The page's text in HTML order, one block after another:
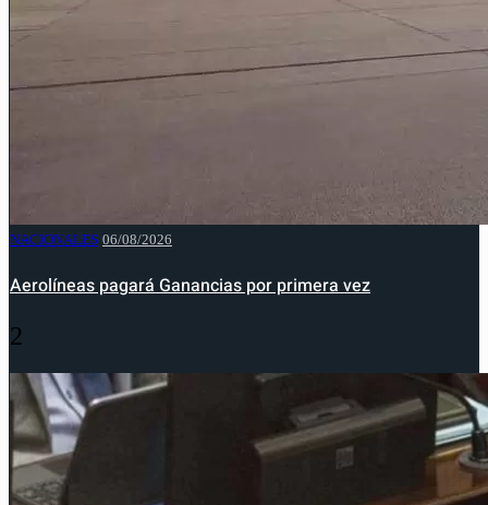
NACIONALES 06/08/2026
Aerolíneas pagará Ganancias por primera vez
2